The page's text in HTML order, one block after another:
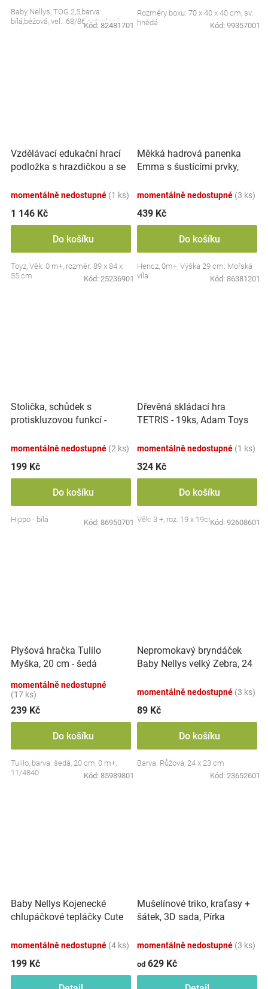
Baby Nellys, TOG 2,5,barva:
bílá,béžová, vel.: 68/86 zateplený
Kód: 82481701
Rozměry boxu: 70 x 40 x 40 cm, sv.
hnědá
Kód: 99357001
Vzdělávací edukační hrací
podložka s hrazdičkou a se
momentálně nedostupné (1 ks)
1 146 Kč
Do košíku
Toyz, Věk: 0 m+, rozměr: 89 x 84 x
55 cm
Kód: 25236901
Měkká hadrová panenka
Emma s šustícími prvky,
momentálně nedostupné (3 ks)
439 Kč
Do košíku
Hencz, 0m+, Výška 29 cm. Mořská
víla
Kód: 86381201
Stolička, schůdek s
protiskluzovou funkcí -
momentálně nedostupné (2 ks)
199 Kč
Do košíku
Hippo - bílá Kód: 86950701
Dřevěná skládací hra
TETRIS - 19ks, Adam Toys
momentálně nedostupné (1 ks)
324 Kč
Do košíku
Věk: 3 +, roz. 19 x 19cmKód: 92608601
Plyšová hračka Tulilo
Myška, 20 cm - šedá
momentálně nedostupné
(17 ks)
239 Kč
Do košíku
Tulilo, barva: šedá, 20 cm, 0 m+,
11/4840
Kód: 85989801
Nepromokavý bryndáček
Baby Nellys velký Zebra, 24
momentálně nedostupné (3 ks)
89 Kč
Do košíku
Barva: Růžová, 24 x 23 cm
Kód: 23652601
Baby Nellys Kojenecké
chlupáčkové tepláčky Cute
momentálně nedostupné (4 ks)
199 Kč
Mušelínové triko, kraťasy +
šátek, 3D sada, Pírka
momentálně nedostupné (3 ks)
od 629 Kč